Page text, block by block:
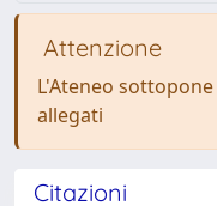
Attenzione
L'Ateneo
allegati
Citazioni